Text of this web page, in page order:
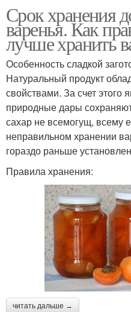
Срок хранения
варенья. Как
лучше хранить
Особенность сладкой
Натуральный продукт
свойствами. За счет этого
природные дары
сахар не всемогущ, всему
неправильном хранении
гораздо раньше
Правила хранения:
читать дальше →